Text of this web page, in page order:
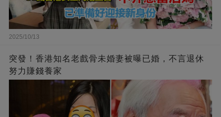
2025/10/13
突發！香港知名老戲骨未婚妻被曝已婚，不言退休
努力賺錢養家